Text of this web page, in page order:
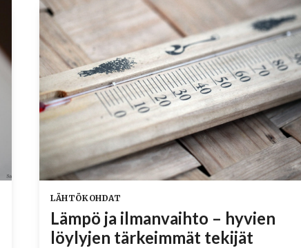
TÄRKEÄÄ?
LÄHTÖKOHDAT
Lämpö ja ilmanvaihto – hyvien
löylyjen tärkeimmät tekijät